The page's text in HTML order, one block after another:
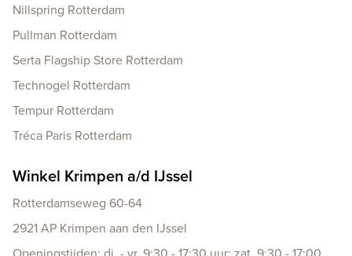
Nillspring Rotterdam
Pullman Rotterdam
Serta Flagship Store Rotterdam
Technogel Rotterdam
Tempur Rotterdam
Tréca Paris Rotterdam
Winkel Krimpen a/d IJssel
Rotterdamseweg 60-64
2921 AP Krimpen aan den IJssel